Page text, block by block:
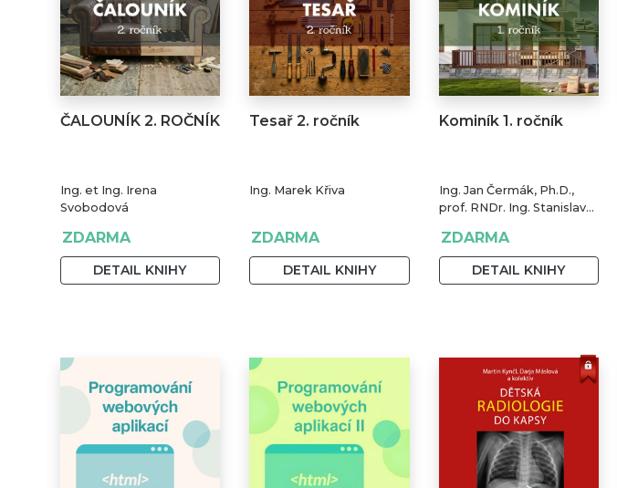
ČALOUNÍK 2. ROČNÍK
Ing. et Ing. Irena
Svobodová
ZDARMA
DETAIL KNIHY
Tesař 2. ročník
Ing. Marek Křiva
ZDARMA
DETAIL KNIHY
Kominík 1. ročník
Ing. Jan Čermák, Ph.D.,
prof. RNDr. Ing. Stanislav
ZDARMA
DETAIL KNIHY